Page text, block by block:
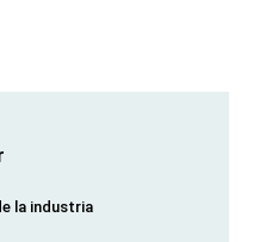
la industria